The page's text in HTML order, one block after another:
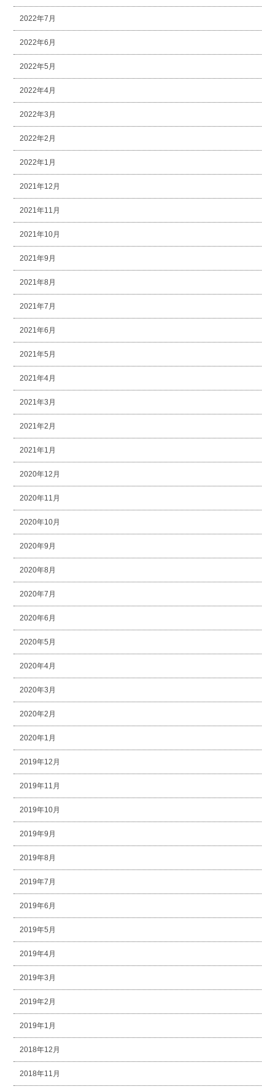
2022年7月
2022年6月
2022年5月
2022年4月
2022年3月
2022年2月
2022年1月
2021年12月
2021年11月
2021年10月
2021年9月
2021年8月
2021年7月
2021年6月
2021年5月
2021年4月
2021年3月
2021年2月
2021年1月
2020年12月
2020年11月
2020年10月
2020年9月
2020年8月
2020年7月
2020年6月
2020年5月
2020年4月
2020年3月
2020年2月
2020年1月
2019年12月
2019年11月
2019年10月
2019年9月
2019年8月
2019年7月
2019年6月
2019年5月
2019年4月
2019年3月
2019年2月
2019年1月
2018年12月
2018年11月